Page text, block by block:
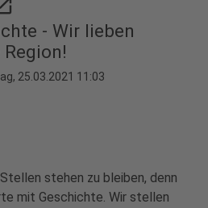
- Wir lieben
25.03.2021 11:03
stehen zu bleiben, denn
mit Geschichte. Wir stellen